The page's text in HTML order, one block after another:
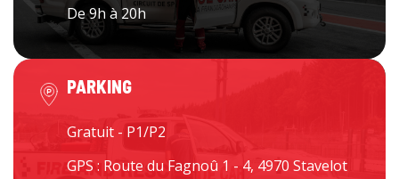
De 9h à 20h
PARKING
Gratuit - P1/P2
GPS : Route du Fagnoû 1 - 4, 4970 Stavelot